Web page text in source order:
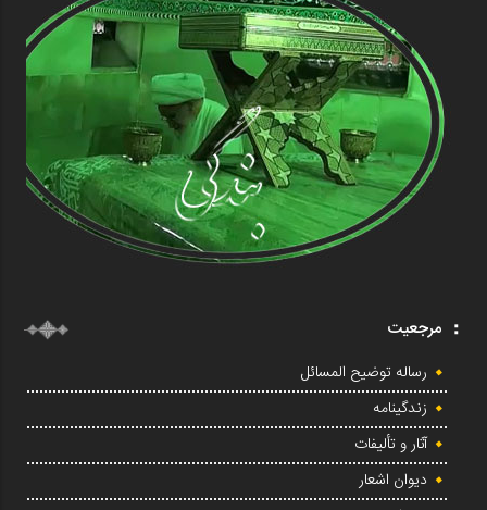
مرجعیت
رساله توضیح المسائل
زندگینامه
آثار و تألیفات
دیوان اشعار